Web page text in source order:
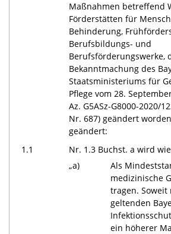
Maßnahmen betreffend
Förderstätten für
Behinderung,
Berufsbildungs- und
Berufsförderungswerke,
Bekanntmachung des
Staatsministeriums für
Pflege vom 28.
Az. G5ASz-G8000-2020/
Nr. 687) geändert
geändert:
1.1
Nr. 1.3 Buchst. a wird
„a)
Als
medizinische
tragen.
geltenden
ein höherer